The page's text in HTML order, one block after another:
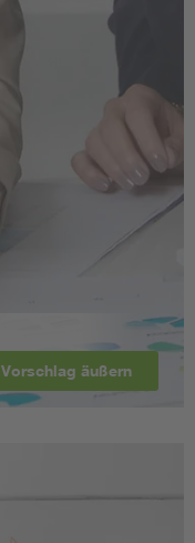
Vorschlag äußern